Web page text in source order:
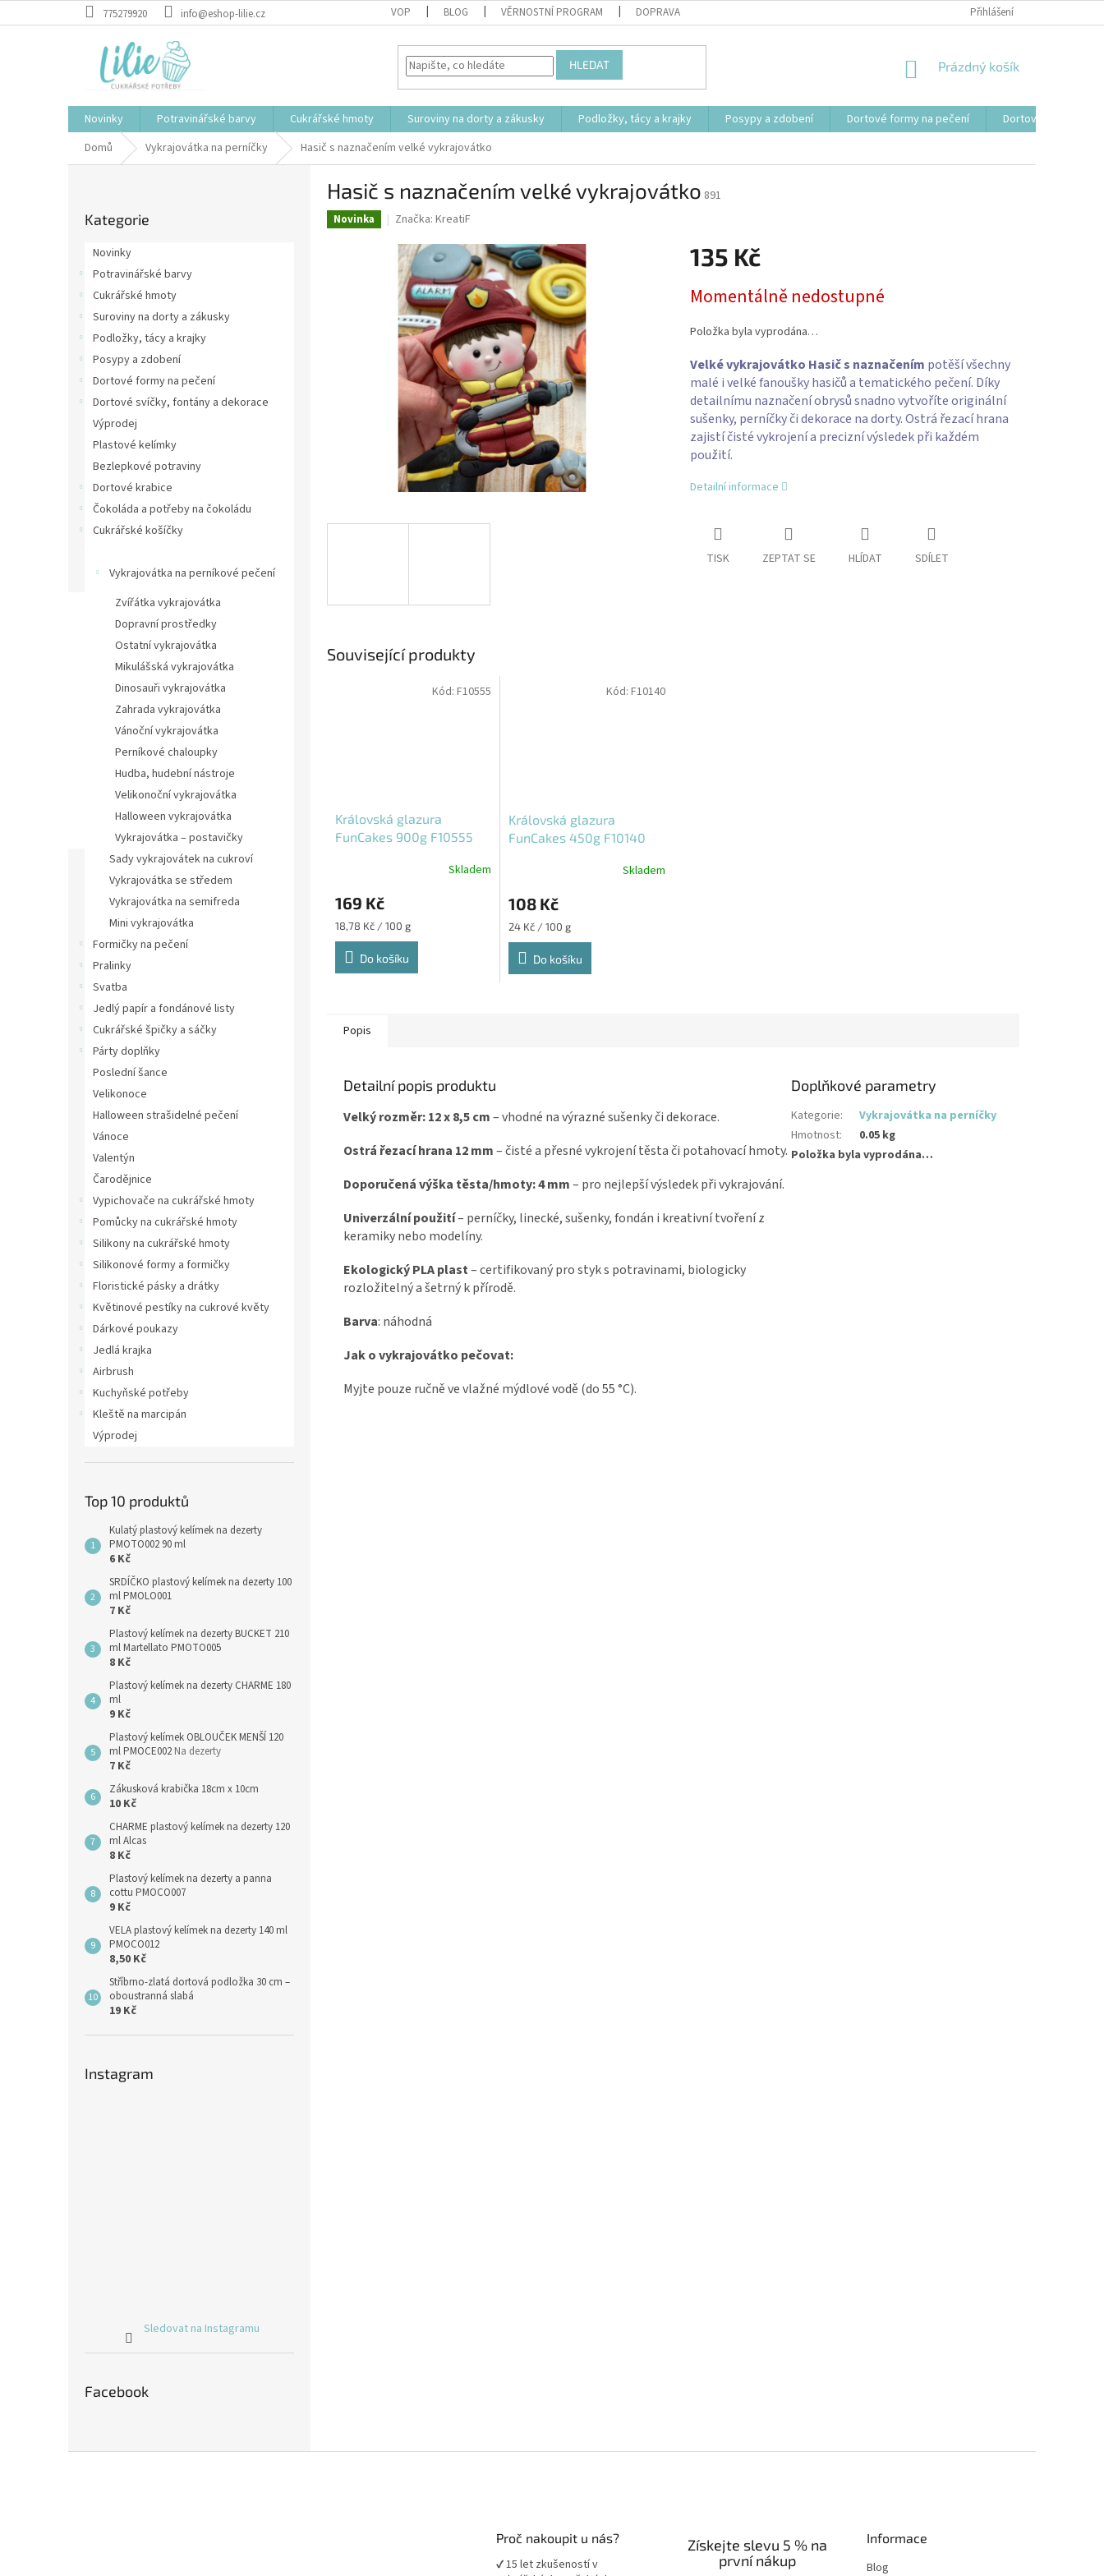
na
775279920 info@eshop-lilie.cz VOP BLOG VĚRNOSTNÍ PROGRAM DOPRAVA Přihlášení
HLEDAT
NÁKUPNÍ
Prázdný košík
Novinky Potravinářské barvy Cukrářské hmoty Suroviny na dorty a zákusky Podložky, tácy a krajky Posypy a zdobení Dortové formy na pečení
Dortové svíčky,
Domů
Vykrajovátka na perníčky Hasič s naznačením velké vykrajovátko
kategorie
Kategorie
Novinky
Potravinářské barvy
Cukrářské hmoty
Suroviny na dorty a zákusky
Podložky, tácy a krajky
Posypy a zdobení
Dortové formy na pečení
Dortové svíčky, fontány a dekorace
Výprodej
Plastové kelímky
Bezlepkové potraviny
Dortové krabice
Čokoláda a potřeby na čokoládu
Cukrářské košíčky
Vykrajovátka na perníkové pečení
Zvířátka vykrajovátka
Dopravní prostředky
Ostatní vykrajovátka
Mikulášská vykrajovátka
Dinosauři vykrajovátka
Zahrada vykrajovátka
Vánoční vykrajovátka
Perníkové chaloupky
Hudba, hudební nástroje
Velikonoční vykrajovátka
Halloween vykrajovátka
Vykrajovátka – postavičky
Sady vykrajovátek na cukroví
Vykrajovátka se středem
Vykrajovátka na semifreda
Mini vykrajovátka
Formičky na pečení
Pralinky
Svatba
Jedlý papír a fondánové listy
Cukrářské špičky a sáčky
Párty doplňky
Poslední šance
Velikonoce
Halloween strašidelné pečení
Vánoce
Valentýn
Čarodějnice
Vypichovače na cukrářské hmoty
Pomůcky na cukrářské hmoty
Silikony na cukrářské hmoty
Silikonové formy a formičky
Floristické pásky a drátky
Květinové pestíky na cukrové květy
Dárkové poukazy
Jedlá krajka
Airbrush
Kuchyňské potřeby
Kleště na marcipán
Výprodej
Top 10 produktů
Kulatý plastový kelímek na dezerty
PMOTO002 90 ml
6 Kč
SRDÍČKO plastový kelímek na dezerty 100
ml PMOLO001
7 Kč
Plastový kelímek na dezerty BUCKET 210
ml Martellato PMOTO005
8 Kč
Plastový kelímek na dezerty CHARME 180
ml
9 Kč
Plastový kelímek OBLOUČEK MENŠÍ 120
ml PMOCE002 Na dezerty
7 Kč
Zákusková krabička 18cm x 10cm
10 Kč
CHARME plastový kelímek na dezerty 120
ml Alcas
8 Kč
Plastový kelímek na dezerty a panna
cottu PMOCO007
9 Kč
VELA plastový kelímek na dezerty 140 ml
PMOCO012
8,50 Kč
Stříbrno-zlatá dortová podložka 30 cm –
oboustranná slabá
19 Kč
Instagram
Sledovat na Instagramu
Facebook
Hasič s naznačením velké vykrajovátko 891
Novinka Značka: KreatiF
135 Kč
cena:
Momentálně nedostupné
Položka byla vyprodána…
Velké vykrajovátko Hasič s naznačením potěší všechny
malé i velké fanoušky hasičů a tematického pečení. Díky
detailnímu naznačení obrysů snadno vytvoříte originální
sušenky, perníčky či dekorace na dorty. Ostrá řezací hrana
zajistí čisté vykrojení a precizní výsledek při každém
použití.
Detailní informace
TISK ZEPTAT SE HLÍDAT SDÍLET
Související produkty
Královská glazura
FunCakes 900g F10555
Skladem
169 Kč
Měrná
cena:
18,78 Kč / 100 g
Do košíku
Kód: F10555
Královská glazura
FunCakes 450g F10140
Skladem
108 Kč
Měrná
cena:
24 Kč / 100 g
Do košíku
Kód: F10140
Popis
Detailní popis produktu
Velký rozměr:12 x 8,5 cm– vhodné na výrazné sušenky či dekorace.
Ostrá řezací hrana 12 mm– čisté a přesné vykrojení těsta či potahovací hmoty.
Doporučená výška těsta/hmoty: 4 mm– pro nejlepší výsledek při vykrajování.
Univerzální použití– perníčky, linecké, sušenky, fondán i kreativní tvoření z
keramiky nebo modelíny.
Ekologický PLA plast– certifikovaný pro styk s potravinami, biologicky
rozložitelný a šetrný k přírodě.
Barva: náhodná
Jak o vykrajovátko pečovat:
Myjte pouze ručně ve vlažné mýdlové vodě (do 55 °C).
Doplňkové parametry
Kategorie:
Vykrajovátka na perníčky
Hmotnost:
0.05 kg
Položka byla vyprodána…
Proč nakoupit u nás?
✔ 15 let zkušeností v
Získejte slevu 5 % na
první nákup
Informace
Blog